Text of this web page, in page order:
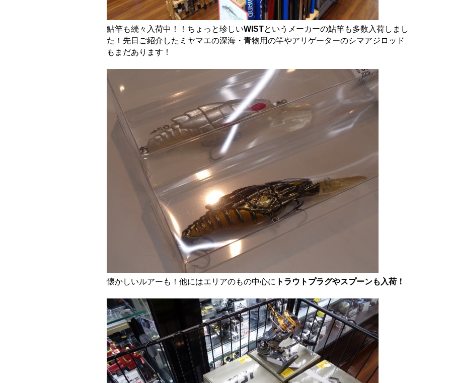
鮎竿も続々入荷中！！ちょっと珍しいWISTというメーカーの鮎竿も多数入荷しまし
た！先日ご紹介したミヤマエの深海・青物用の竿やアリゲーターのシマアジロッド
もまだあります！
懐かしいルアーも！他にはエリアのもの中心に トラウトプラグやスプーンも入荷！